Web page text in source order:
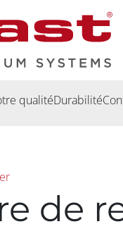
qualitéDurabilité
de